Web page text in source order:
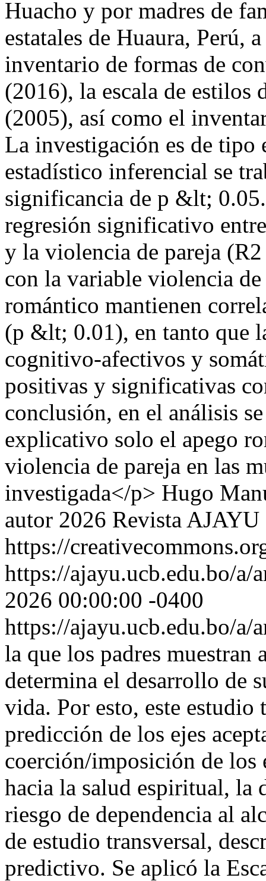
Huacho y por madres de
estatales de Huaura, Perú,
inventario de formas de
(2016), la escala de estilos
(2005), así como el
La investigación es de
estadístico inferencial se
significancia de p &lt;
regresión significativo
y la violencia de pareja
con la variable violencia
romántico mantienen
(p &lt; 0.01), en tanto que
cognitivo-afectivos y
positivas y significativas
conclusión, en el análisis
explicativo solo el apego
violencia de pareja en las
investigada</p> Hugo
autor 2026 Revista AJAYU
https://
https://ajayu.ucb.edu.bo/a/
2026 00:00:00 -0400
https://ajayu.ucb.edu.bo/
la que los padres
determina el desarrollo de
vida. Por esto, este
predicción de los ejes
coerción/imposición de los
hacia la salud espiritual, la
riesgo de dependencia al
de estudio transversal,
predictivo. Se aplicó la